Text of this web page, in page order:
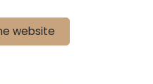
website